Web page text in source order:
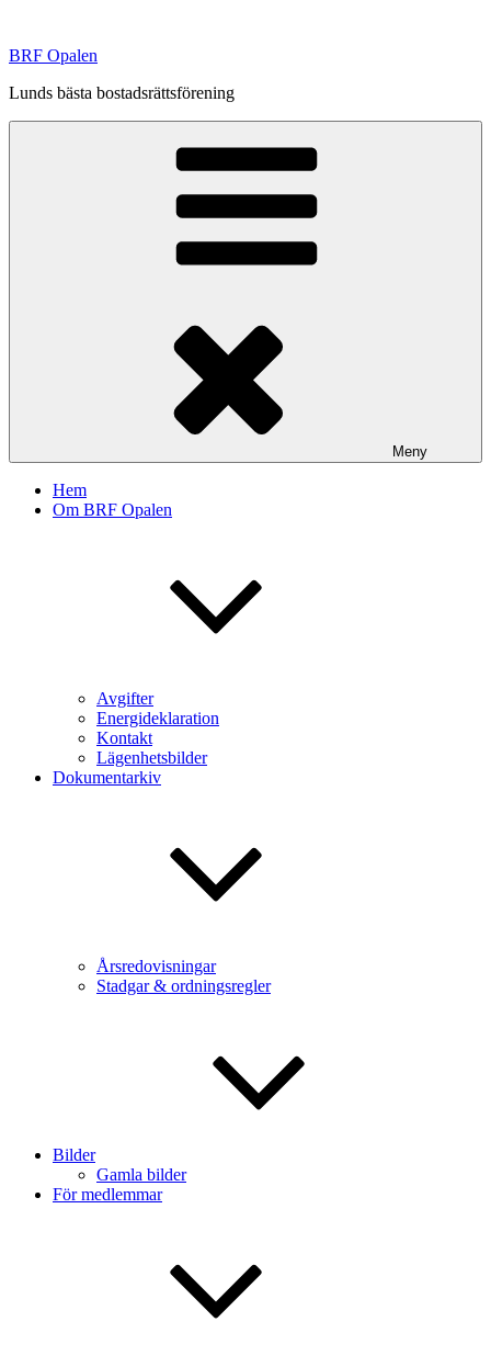
innehåll
BRF Opalen
Lunds bästa bostadsrättsförening
Meny
Hem
Om BRF Opalen
Avgifter
Energideklaration
Kontakt
Lägenhetsbilder
Dokumentarkiv
Årsredovisningar
Stadgar & ordningsregler
Bilder
Gamla bilder
För medlemmar